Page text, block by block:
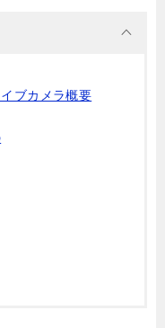
ブカメラ概要